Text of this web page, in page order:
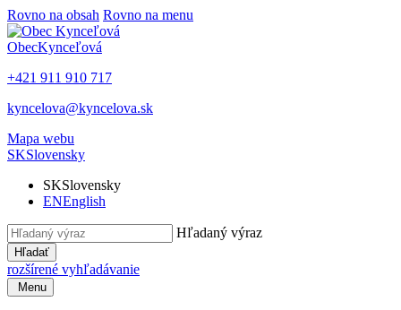
Rovno na obsah Rovno na menu
ObecKynceľová
+421 911 910 717
kyncelova@kyncelova.sk
Mapa webu
SKSlovensky
SKSlovensky
ENEnglish
Hľadaný výraz
Hľadať
rozšírené vyhľadávanie
Menu